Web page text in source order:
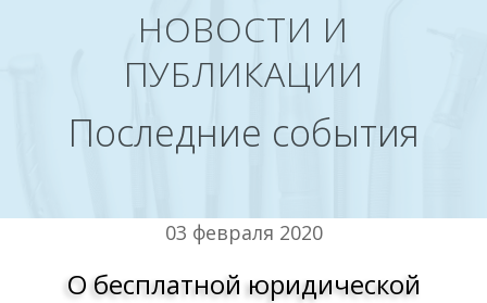
НОВОСТИ И
ПУБЛИКАЦИИ
Последние события
03 февраля 2020
О бесплатной юридической